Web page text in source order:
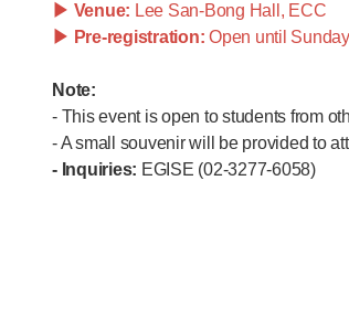
▶ Venue: Lee San-Bong Hall, ECC
▶ Pre-registration: Open until
Note:
- This event is open to students from
- A small souvenir will be provided to
- Inquiries: EGISE (02-3277-6058)